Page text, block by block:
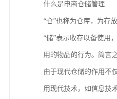
什么是电商仓储管理
“仓”也称为仓库，为存
“储”表示收存以备使用
用的物品的行为。简言
由于现代仓储的作用不
用现代技术，如信息技